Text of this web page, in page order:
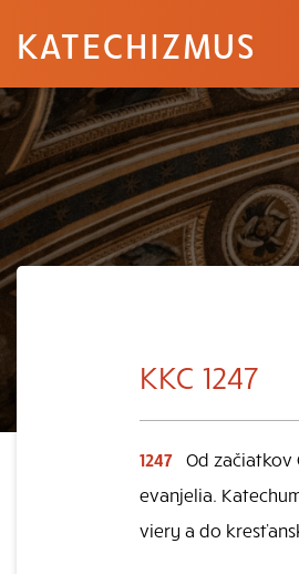
KATECHIZMUS
KKC 1247
1247 Od začiatkov
evanjelia.
viery a do